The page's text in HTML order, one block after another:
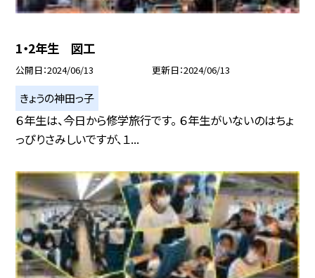
1・2年生 図工
公開日 2024/06/13 更新日 2024/06/13
きょうの神田っ子
６年生は、今日から修学旅行です。 ６年生がいないのはちょ
っぴりさみしいですが、１...